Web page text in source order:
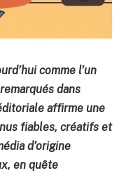
comme l’un
dans
affirme une
fiables, créatifs et
d’origine
en quête